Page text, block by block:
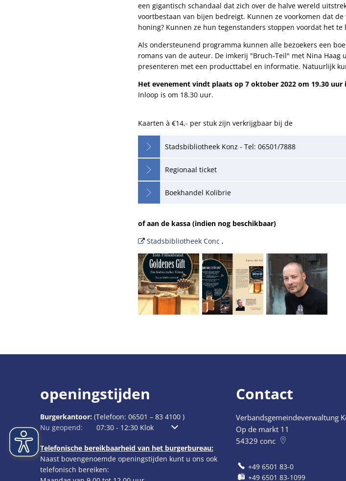
een gigantisch schandaal dat zich over de halve wereld
voortbestaan van bijen bedreigt. Kunnen ze voorkomen dat
honing? Kunnen ze hun tegenstanders stoppen voordat het te
Als ondersteunend programma kunnen alle bezoekers een
romans van de auteur. De imkerij "Bruch-Teil" met Nina
presenteren met een producttabel en informatie. Natuurlijk
Het evenement vindt plaats op 7 oktober 2022 om 19.30
Inloop is om 18.30 uur.
Kaarten à €14,- per stuk zijn verkrijgbaar bij de
Stadsbibliotheek Konz - Tel: 06501/7888
Regionaal ticket
Boekhandel Kolibrie
of aan de kassa (indien nog beschikbaar)
Stadsbibliotheek Conc ,
openingstijden
Burgerkantoor: (Telefoon: 06501 – 83 4100 )
Klik om extra openings- of sluitingstijden te verbergen
Nu geopend: 07:30 - 12:30 Klok Van 7:30 uur tot 12:30 uur
Telefonische bereikbaarheid van het burgerbureau:
Naast bovengenoemde openingstijden kunt u ons ook
telefonisch bereiken:
Contact
Verbandsgemeindeverwaltung
Op de markt 11
54329 conc
+49 6501 83-0
+49 6501 83-1099